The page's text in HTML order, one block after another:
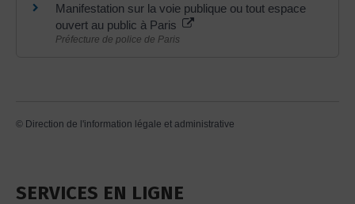
Manifestation sur la voie publique ou tout espace
ouvert au public à Paris
Préfecture de police de Paris
© Direction de l'information légale et administrative
SERVICES EN LIGNE